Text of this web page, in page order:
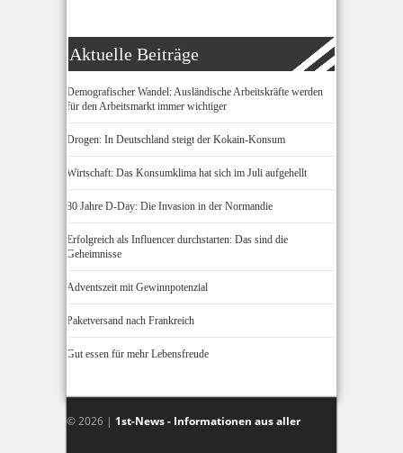
Aktuelle Beiträge
Demografischer Wandel: Ausländische Arbeitskräfte werden
für den Arbeitsmarkt immer wichtiger
Drogen: In Deutschland steigt der Kokain-Konsum
Wirtschaft: Das Konsumklima hat sich im Juli aufgehellt
80 Jahre D-Day: Die Invasion in der Normandie
Erfolgreich als Influencer durchstarten: Das sind die
Geheimnisse
Adventszeit mit Gewinnpotenzial
Paketversand nach Frankreich
Gut essen für mehr Lebensfreude
© 2026 | 1st-News - Informationen aus aller